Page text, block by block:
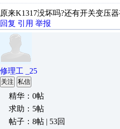
原来K1317没坏吗?还有开关变压
回复 引用 举报
修理工 _25
关注 私信
精华：0帖
求助：5帖
帖子：8帖 | 53回